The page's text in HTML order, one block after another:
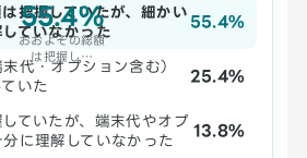
55.4%
おおよその総額
は把握し…
把握していたが、細かい
ていなかった
55.4%
代・オプション含む）
いた
25.4%
ていたが、端末代やオプ
に理解していなかった
13.8%